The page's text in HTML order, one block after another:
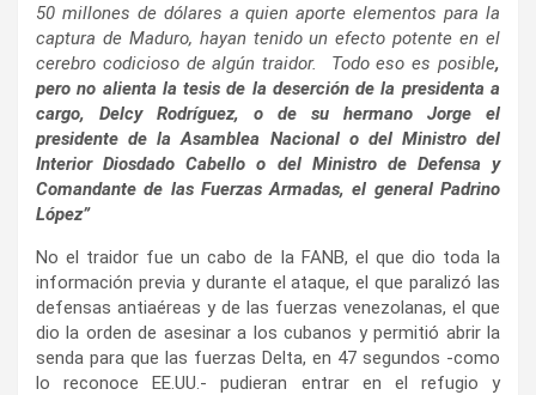
50 millones de dólares a quien aporte elementos para la
captura de Maduro, hayan tenido un efecto potente en el
cerebro codicioso de algún traidor. Todo eso es posible,
pero no alienta la tesis de la deserción de la presidenta a
cargo, Delcy Rodríguez, o de su hermano Jorge el
presidente de la Asamblea Nacional o del Ministro del
Interior Diosdado Cabello o del Ministro de Defensa y
Comandante de las Fuerzas Armadas, el general Padrino
López”
No el traidor fue un cabo de la FANB, el que dio toda la
información previa y durante el ataque, el que paralizó las
defensas antiaéreas y de las fuerzas venezolanas, el que
dio la orden de asesinar a los cubanos y permitió abrir la
senda para que las fuerzas Delta, en 47 segundos -como
lo reconoce EE.UU.- pudieran entrar en el refugio y